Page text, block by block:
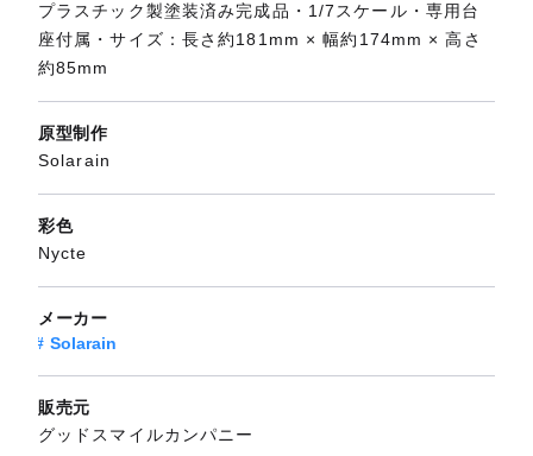
プラスチック製塗装済み完成品・1/7スケール・専用台
座付属・サイズ：長さ約181mm × 幅約174mm × 高さ
約85mm
原型制作
Solarain
彩色
Nycte
メーカー
Solarain
販売元
グッドスマイルカンパニー